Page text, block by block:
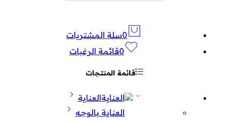
0سلة المشتريات
0قائمة الرغبات
قائمة المنتجات
العناية
العناية بالوجه